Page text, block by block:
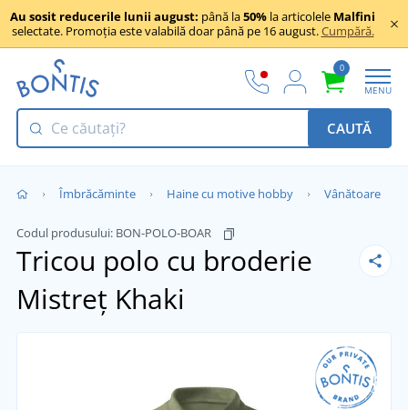
Au sosit reducerile lunii august: până la50% la articolele Malfini
selectate. Promoția este valabilă doar până pe 16 august.Cumpără.
0
MENU
CAUTĂ
Îmbrăcăminte Haine cu motive hobby Vânătoare
Codul produsului: BON-POLO-BOAR
Tricou polo cu broderie
Mistreț Khaki